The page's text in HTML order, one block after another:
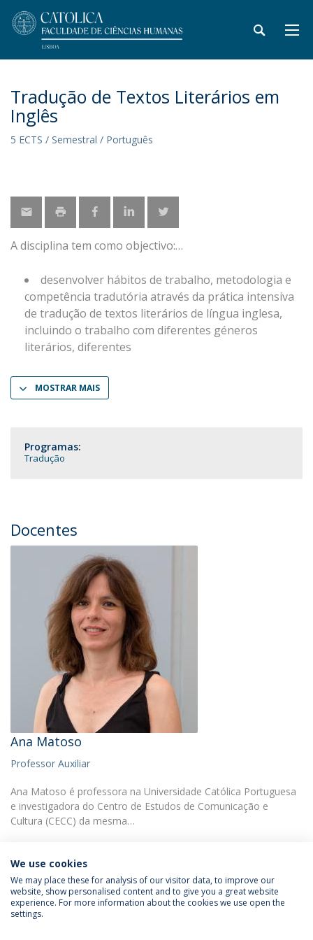
Tradução de Textos Literários em
Inglês
5 ECTS / Semestral / Português
A disciplina tem como objectivo:
desenvolver hábitos de trabalho, metodologia e
competência tradutória através da prática intensiva
de tradução de textos literários de língua inglesa,
incluindo o trabalho com diferentes géneros
literários, diferentes
MOSTRAR MAIS
Programas:
Tradução
Docentes
Ana Matoso
Professor Auxiliar
Ana Matoso é professora na Universidade Católica Portuguesa
e investigadora do Centro de Estudos de Comunicação e
Cultura (CECC) da mesma…
Política de Privacidade
Termos & Condições
We use cookies
We may place these for analysis of our visitor data, to improve our
website, show personalised content and to give you a great website
experience. For more information about the cookies we use open the
settings.